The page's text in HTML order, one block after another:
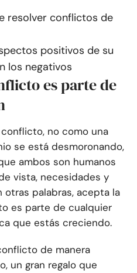
resolver conflictos de
positivos de su
los negativos
es parte de
no como una
se está desmoronando,
ambos son humanos
vista, necesidades y
otras palabras, acepta la
es parte de cualquier
que estás creciendo.
de manera
un gran regalo que